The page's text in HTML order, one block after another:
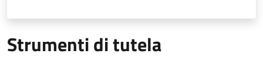
Strumenti di tutela